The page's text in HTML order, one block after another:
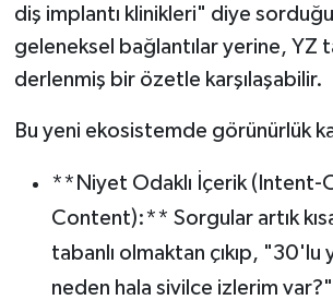
diş implantı klinikleri" diye
geleneksel bağlantılar yerine, YZ
derlenmiş bir özetle karşılaşabilir.
Bu yeni ekosistemde görünürlük
**Niyet Odaklı İçerik (Intent-
Content):** Sorgular artık
tabanlı olmaktan çıkıp, "30'lu
neden hala sivilce izlerim